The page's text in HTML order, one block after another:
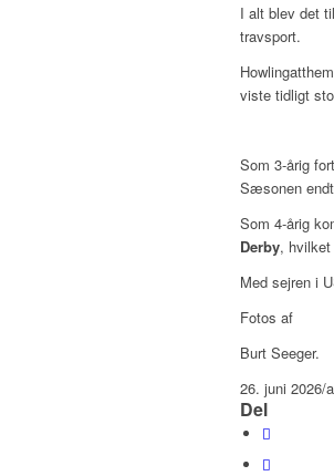
I alt blev det til
travsport.
viste tidligt
Som 3-årig
Sæsonen
Som 4-årig
Derby,
Med sejren i
Fotos af
Burt Seeger.
26. juni 2026/
Del